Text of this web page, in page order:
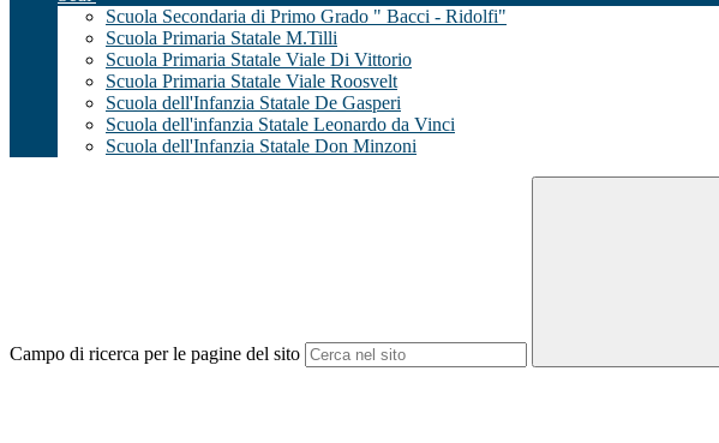
Scuola Secondaria di Primo Grado " Bacci - Ridolfi"
Scuola Primaria Statale M.Tilli
Scuola Primaria Statale Viale Di Vittorio
Scuola Primaria Statale Viale Roosvelt
Scuola dell'Infanzia Statale De Gasperi
Scuola dell'infanzia Statale Leonardo da Vinci
Scuola dell'Infanzia Statale Don Minzoni
Campo di ricerca per le pagine del sito